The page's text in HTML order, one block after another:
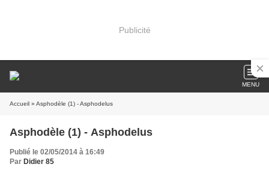
Publicité
MENU
Accueil » Asphodèle (1) - Asphodelus
Asphodèle (1) - Asphodelus
Publié le 02/05/2014 à 16:49
Par Didier 85